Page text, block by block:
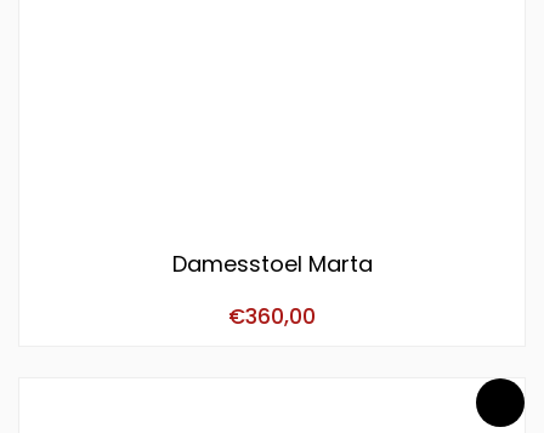
Damesstoel Marta
€360,00